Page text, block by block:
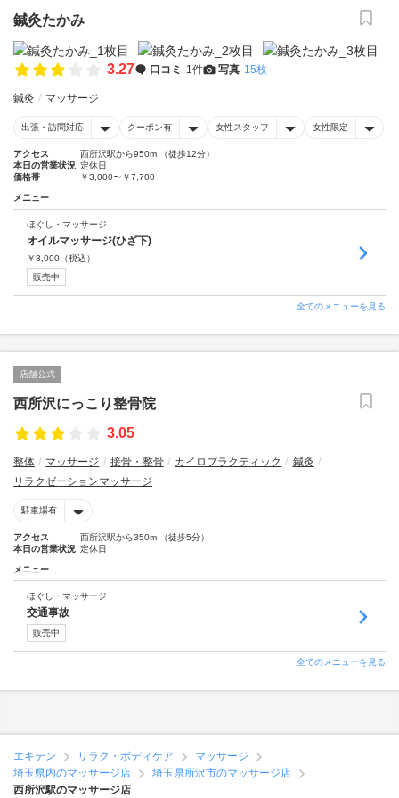
鍼灸たかみ
3.27 口コミ 1件 写真 15枚
鍼灸 マッサージ
出張・訪問対応 クーポン有 女性スタッフ 女性限定
アクセス
西所沢駅から950m （徒歩12分）
本日の営業状況 定休日
価格帯
￥3,000〜￥7,700
メニュー
ほぐし・マッサージ
オイルマッサージ(ひざ下)
￥3,000 （税込）
販売中
全てのメニューを見る
店舗公式
西所沢にっこり整骨院
3.05
整体 マッサージ 接骨・整骨 カイロプラクティック
鍼灸
リラクゼーションマッサージ
駐車場有
アクセス
西所沢駅から350m （徒歩5分）
本日の営業状況 定休日
メニュー
ほぐし・マッサージ
交通事故
販売中
全てのメニューを見る
エキテン リラク・ボディケア
マッサージ
埼玉県内のマッサージ店
埼玉県所沢市のマッサージ店
西所沢駅のマッサージ店